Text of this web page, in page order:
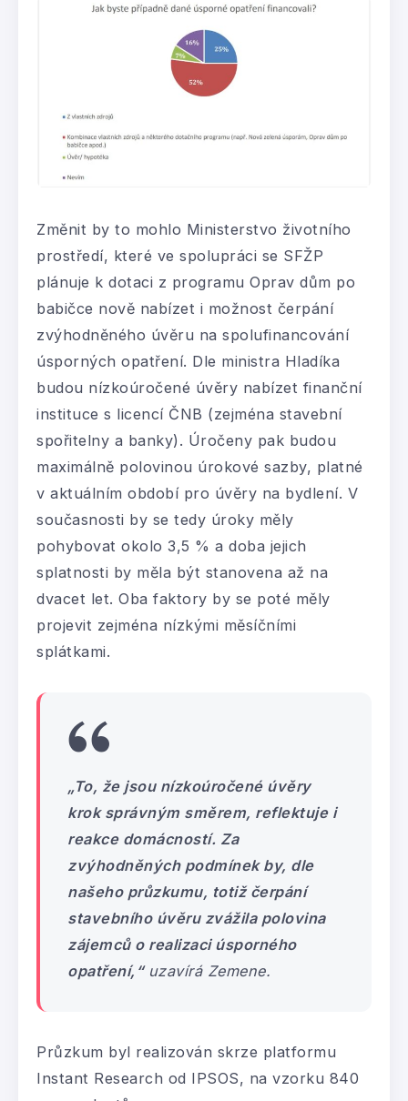
Změnit by to mohlo Ministerstvo životního
prostředí, které ve spolupráci se SFŽP
plánuje k dotaci z programu Oprav dům po
babičce nově nabízet i možnost čerpání
zvýhodněného úvěru na spolufinancování
úsporných opatření. Dle ministra Hladíka
budou nízkoúročené úvěry nabízet finanční
instituce s licencí ČNB (zejména stavební
spořitelny a banky). Úročeny pak budou
maximálně polovinou úrokové sazby, platné
v aktuálním období pro úvěry na bydlení. V
současnosti by se tedy úroky měly
pohybovat okolo 3,5 % a doba jejich
splatnosti by měla být stanovena až na
dvacet let. Oba faktory by se poté měly
projevit zejména nízkými měsíčními
splátkami.
„To, že jsou nízkoúročené úvěry
krok správným směrem, reflektuje i
reakce domácností. Za
zvýhodněných podmínek by, dle
našeho průzkumu, totiž čerpání
stavebního úvěru zvážila polovina
zájemců o realizaci úsporného
opatření,“uzavírá Zemene.
Průzkum byl realizován skrze platformu
Instant Research od IPSOS, na vzorku 840